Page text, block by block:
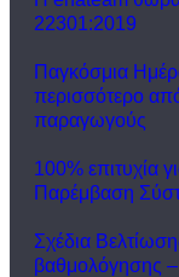
22301:2019
Παγκόσμια
περισσότερο
παραγωγούς
100% επιτυχία
Παρέμβαση
Σχέδια
βαθμολόγησης –